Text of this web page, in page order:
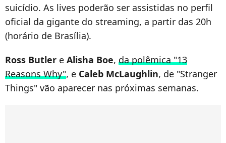
suicídio. As lives poderão ser assistidas no perfil
oficial da gigante do streaming, a partir das 20h
(horário de Brasília).
Ross Butler e Alisha Boe, da polêmica "13
Reasons Why", e Caleb McLaughlin, de "Stranger
Things" vão aparecer nas próximas semanas.